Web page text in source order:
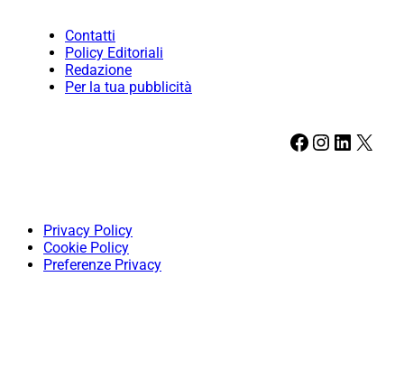
Contatti
Policy Editoriali
Redazione
Per la tua pubblicità
Facebook Instagram LinkedIn X
Privacy Policy
Cookie Policy
Preferenze Privacy